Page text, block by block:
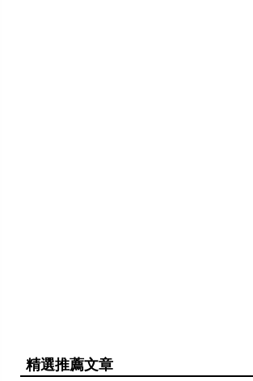
精選推薦文章